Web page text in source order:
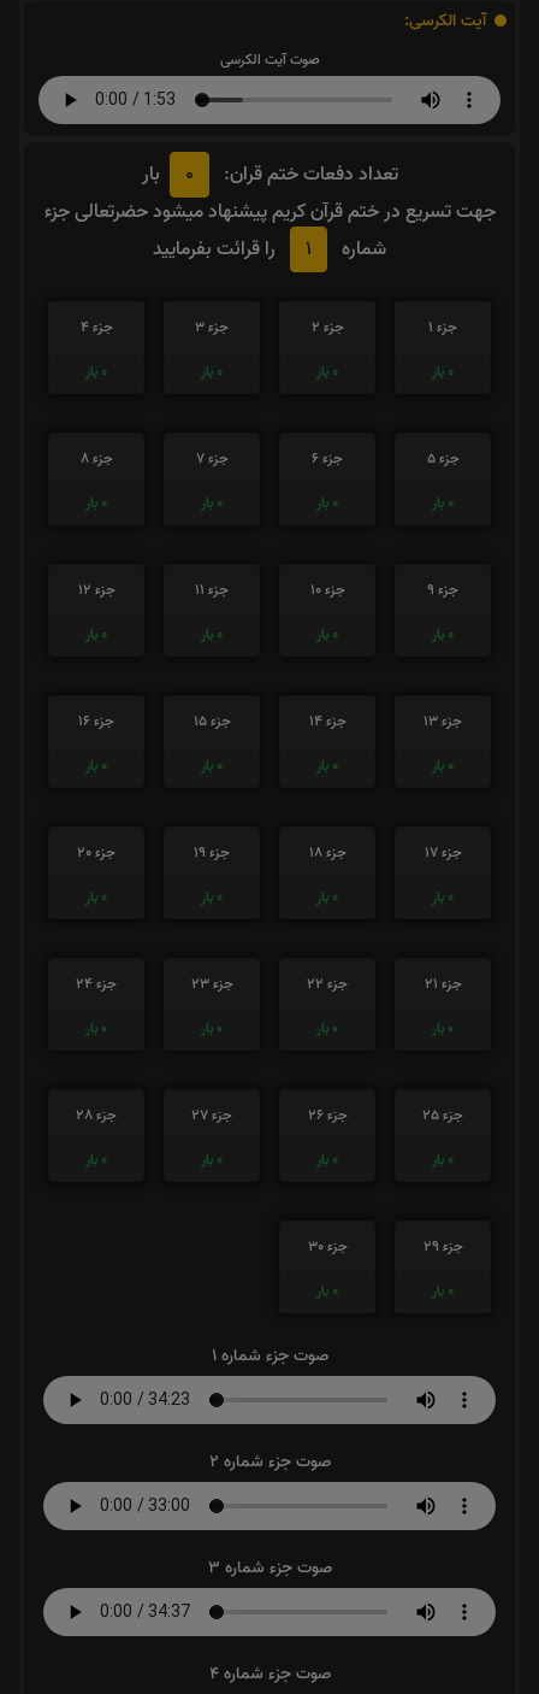
آیت الکرسی:
صوت آیت الکرسی
تعداد دفعات ختم قران: 0
بار
جهت تسریع در ختم قرآن کریم پیشنهاد میشود حضرتعالی جزء
شماره
1 را قرائت بفرمایید
جزء 1
0 بار
جزء 2
0 بار
جزء 3
0 بار
جزء 4
0 بار
جزء 5
0 بار
جزء 6
0 بار
جزء 7
0 بار
جزء 8
0 بار
جزء 9
0 بار
جزء 10
0 بار
جزء 11
0 بار
جزء 12
0 بار
جزء 13
0 بار
جزء 14
0 بار
جزء 15
0 بار
جزء 16
0 بار
جزء 17
0 بار
جزء 18
0 بار
جزء 19
0 بار
جزء 20
0 بار
جزء 21
0 بار
جزء 22
0 بار
جزء 23
0 بار
جزء 24
0 بار
جزء 25
0 بار
جزء 26
0 بار
جزء 27
0 بار
جزء 28
0 بار
جزء 29
0 بار
جزء 30
0 بار
صوت جزء شماره 1
صوت جزء شماره 2
صوت جزء شماره 3
صوت جزء شماره 4